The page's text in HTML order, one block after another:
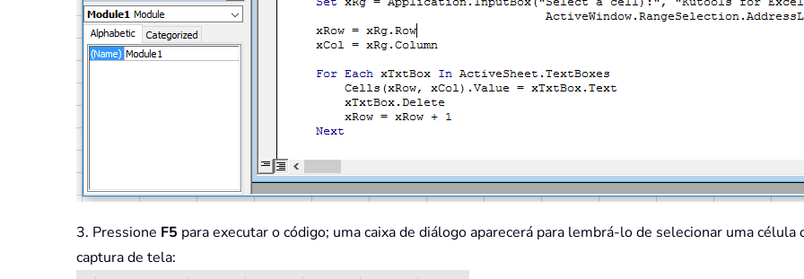
3. Pressione F5 para executar o código; uma caixa de diálogo aparecerá para lembrá-lo de selecionar uma
captura de tela: